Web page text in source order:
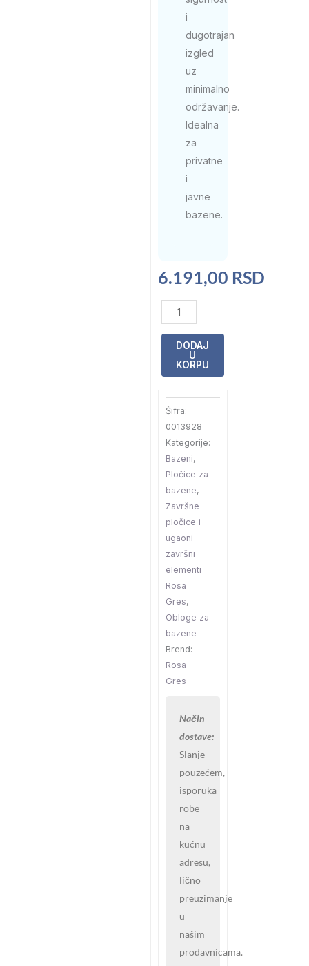
i
dugotrajan
izgled
uz
minimalno
održavanje.
Idealna
za
privatne
i
javne
bazene.
6.191,00 RSD
Rubna
pločica
Rosa
Gres
Coral
62,6X31,7
R.L62
137
количина
DODAJ
U
KORPU
Šifra:
0013928
Kategorije:
Bazeni,
Pločice za
bazene,
Završne
pločice i
ugaoni
završni
elementi
Rosa
Gres,
Obloge za
bazene
Brend:
Rosa
Gres
Način
dostave:
Slanje
pouzećem,
isporuka
robe
na
kućnu
adresu,
lično
preuzimanje
u
našim
prodavnicama.